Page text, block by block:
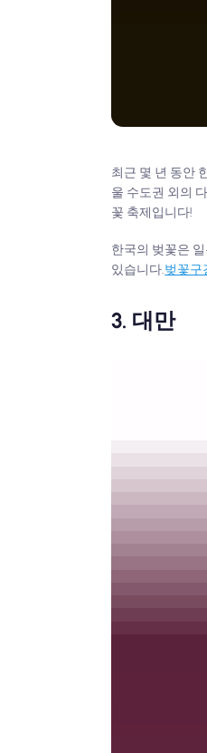
최근 몇 년 동안
울 수도권 외의
꽃 축제입니다!
한국의 벚꽃은
있습니다.벚꽃구
3. 대만